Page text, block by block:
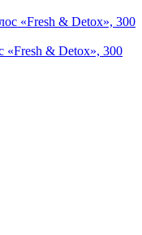
«Fresh & Detox», 300